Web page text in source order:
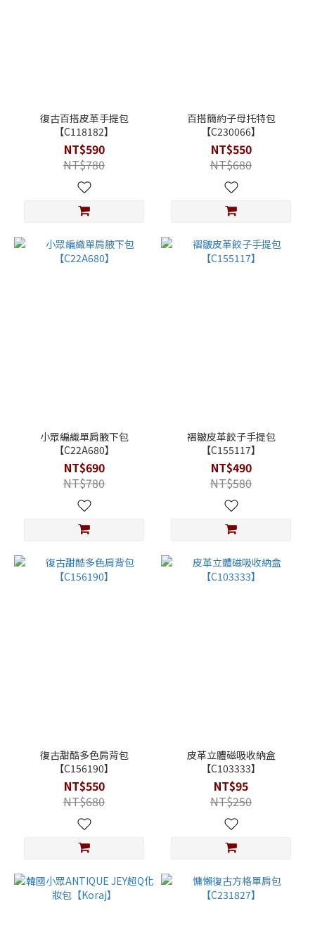
復古百搭皮革手提包
【C118182】
NT$590
NT$780
百搭簡約子母托特包
【C230066】
NT$550
NT$680
小眾編織單肩腋下包
【C22A680】
NT$690
NT$780
褶皺皮革餃子手提包
【C155117】
NT$490
NT$580
復古甜酷多色肩背包
【C156190】
NT$550
NT$680
皮革立體磁吸收納盒
【C103333】
NT$95
NT$250